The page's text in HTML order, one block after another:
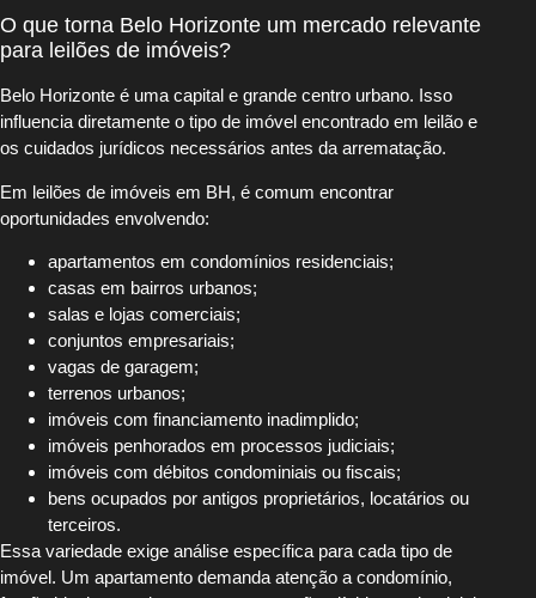
O que torna Belo Horizonte um mercado relevante
para leilões de imóveis?
Belo Horizonte é uma capital e grande centro urbano. Isso
influencia diretamente o tipo de imóvel encontrado em leilão e
os cuidados jurídicos necessários antes da arrematação.
Em leilões de imóveis em BH, é comum encontrar
oportunidades envolvendo:
apartamentos em condomínios residenciais;
casas em bairros urbanos;
salas e lojas comerciais;
conjuntos empresariais;
vagas de garagem;
terrenos urbanos;
imóveis com financiamento inadimplido;
imóveis penhorados em processos judiciais;
imóveis com débitos condominiais ou fiscais;
bens ocupados por antigos proprietários, locatários ou
terceiros.
Essa variedade exige análise específica para cada tipo de
imóvel. Um apartamento demanda atenção a condomínio,